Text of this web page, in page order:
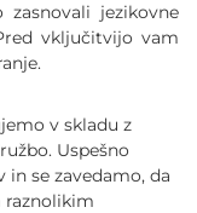
jezikovne
vključitvijo vam
v skladu z
Uspešno
in se zavedamo, da
raznolikim